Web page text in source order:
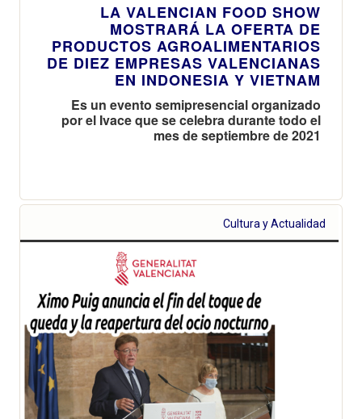
LA VALENCIAN FOOD SHOW
MOSTRARÁ LA OFERTA DE
PRODUCTOS AGROALIMENTARIOS
DE DIEZ EMPRESAS VALENCIANAS
EN INDONESIA Y VIETNAM
Es un evento semipresencial organizado
por el Ivace que se celebra durante todo el
mes de septiembre de 2021
Cultura y Actualidad